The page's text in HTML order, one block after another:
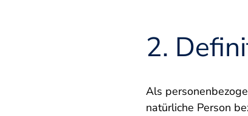
2.
Als
natürliche Person